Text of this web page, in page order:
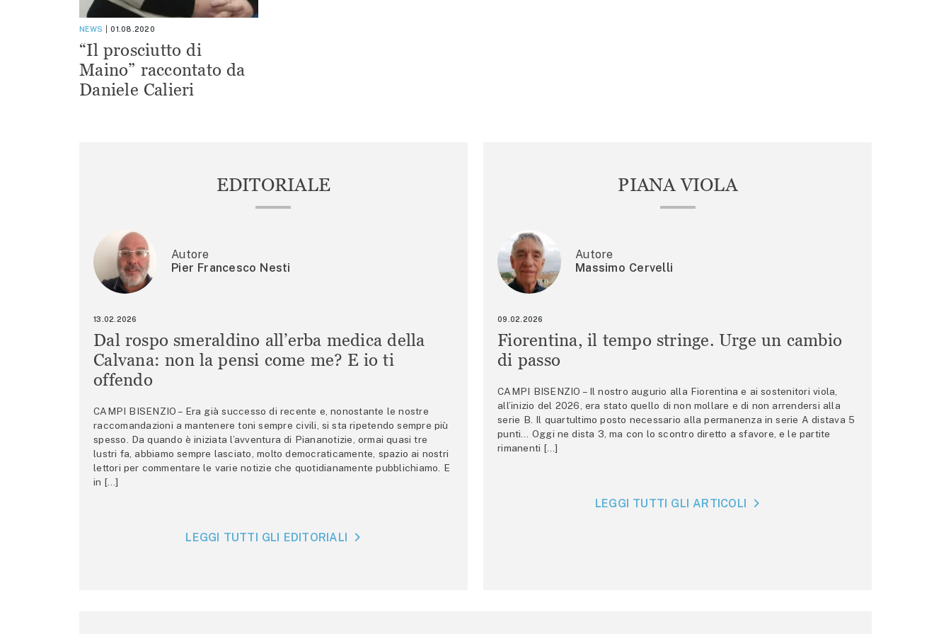
NEWS 01.08.2020
“Il prosciutto di
Maino” raccontato da
Daniele Calieri
EDITORIALE
Autore
Pier Francesco Nesti
13.02.2026
Dal rospo smeraldino all’erba medica della
Calvana: non la pensi come me? E io ti
offendo
CAMPI BISENZIO – Era già successo di recente e, nonostante le nostre
raccomandazioni a mantenere toni sempre civili, si sta ripetendo sempre più
spesso. Da quando è iniziata l’avventura di Piananotizie, ormai quasi tre
lustri fa, abbiamo sempre lasciato, molto democraticamente, spazio ai nostri
lettori per commentare le varie notizie che quotidianamente pubblichiamo. E
in […]
LEGGI TUTTI GLI EDITORIALI
PIANA VIOLA
Autore
Massimo Cervelli
09.02.2026
Fiorentina, il tempo stringe. Urge un cambio
di passo
CAMPI BISENZIO – Il nostro augurio alla Fiorentina e ai sostenitori viola,
all’inizio del 2026, era stato quello di non mollare e di non arrendersi alla
serie B. Il quartultimo posto necessario alla permanenza in serie A distava 5
punti… Oggi ne dista 3, ma con lo scontro diretto a sfavore, e le partite
rimanenti […]
LEGGI TUTTI GLI ARTICOLI